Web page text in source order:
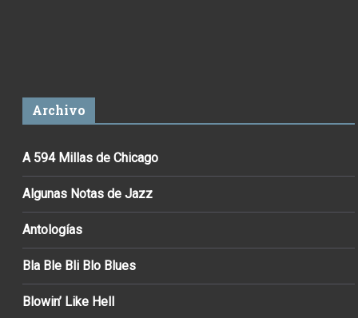
Archivo
A 594 Millas de Chicago
Algunas Notas de Jazz
Antologías
Bla Ble Bli Blo Blues
Blowin’ Like Hell